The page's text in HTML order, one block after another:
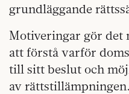
grundläggande
Motiveringar gör det
att förstå varför
till sitt beslut och
av